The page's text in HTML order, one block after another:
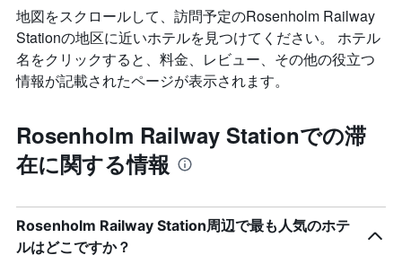
地図をスクロールして、訪問予定のRosenholm Railway
Station​の地区に近いホテルを見つけてください。 ホテル
名をクリックすると、料金、レビュー、その他の役立つ
情報が記載されたページが表示されます。
Rosenholm Railway Stationでの滞
在に関する情報
Rosenholm Railway Station周辺で最も人気のホテ
ルはどこですか？